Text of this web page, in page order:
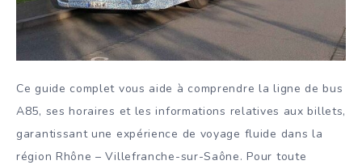
Ce guide complet vous aide à comprendre la ligne de bus
A85, ses horaires et les informations relatives aux billets,
garantissant une expérience de voyage fluide dans la
région Rhône – Villefranche-sur-Saône. Pour toute